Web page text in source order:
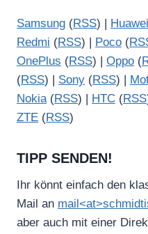
Samsung (RSS) | Huawei
Redmi (RSS) | Poco (
OnePlus (RSS) | Oppo (
(RSS) | Sony (RSS) |
Nokia(RSS) | HTC (RSS
ZTE (RSS)
TIPP SENDEN!
Ihr könnt einfach den
Mail an
aber auch mit einer